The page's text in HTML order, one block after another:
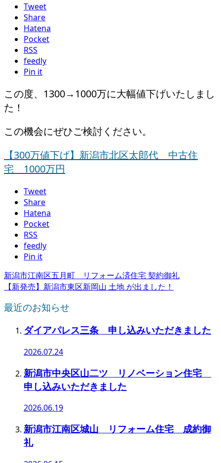
Tweet
Share
Hatena
Pocket
RSS
feedly
Pin it
この度、1300→1000万に大幅値下げいたしまし
た！
この機会にぜひご検討ください。
【300万値下げ】新潟市北区太郎代 中古住
宅 1000万円
Tweet
Share
Hatena
Pocket
RSS
feedly
Pin it
新潟市江南区五月町 リフォーム済住宅 契約御礼
【新発売】新潟市東区新岡山 土地 が出ました！
最近のお知らせ
ダイアパレス三条 申し込みいただきました
2026.07.24
新潟市中央区山二ツ リノベーション住宅
申し込みいただきました
2026.06.19
新潟市江南区城山 リフォーム住宅 成約御
礼